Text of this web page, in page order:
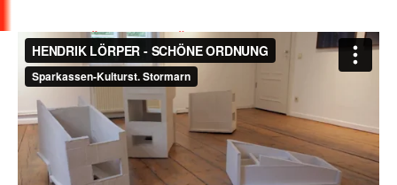
HENDRIK LÖRPER - SCHÖNE ORDNUNG
Sparkassen-Kulturst. StormarnonVimeo